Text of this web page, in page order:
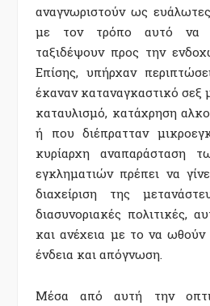
αναγνωριστούν ως
με τον τρόπο αυτό να
ταξιδέψουν προς την
Επίσης, υπήρχαν
έκαναν καταναγκαστικό σεξ
καταυλισμό, κατάχρηση
ή που διέπρατταν
κυρίαρχη αναπαράσταση
εγκληματιών πρέπει να
διαχείριση της
διασυνοριακές πολιτικές,
και ανέχεια με το να
ένδεια και απόγνωση.
Μέσα από αυτή την